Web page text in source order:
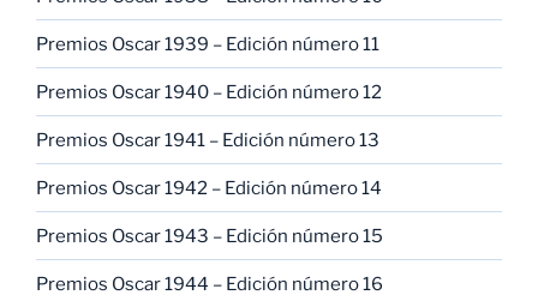
Premios Oscar 1939 – Edición número 11
Premios Oscar 1940 – Edición número 12
Premios Oscar 1941 – Edición número 13
Premios Oscar 1942 – Edición número 14
Premios Oscar 1943 – Edición número 15
Premios Oscar 1944 – Edición número 16